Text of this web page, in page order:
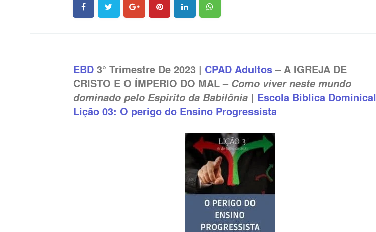
EBD 3° Trimestre De 2023 | CPAD Adultos– A IGREJA DE
CRISTO E O ÍMPERIO DO MAL – Como viver neste mundo
dominado pelo Espirito da Babilônia | Escola Biblica Dominical
Lição 03: O perigo do Ensino Progressista